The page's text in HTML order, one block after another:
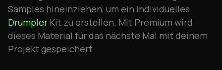
Samples hineinziehen, um ein individuelles
Drumpler Kit zu erstellen. Mit Premium wird
dieses Material für das nächste Mal mit deinem
Projekt gespeichert.